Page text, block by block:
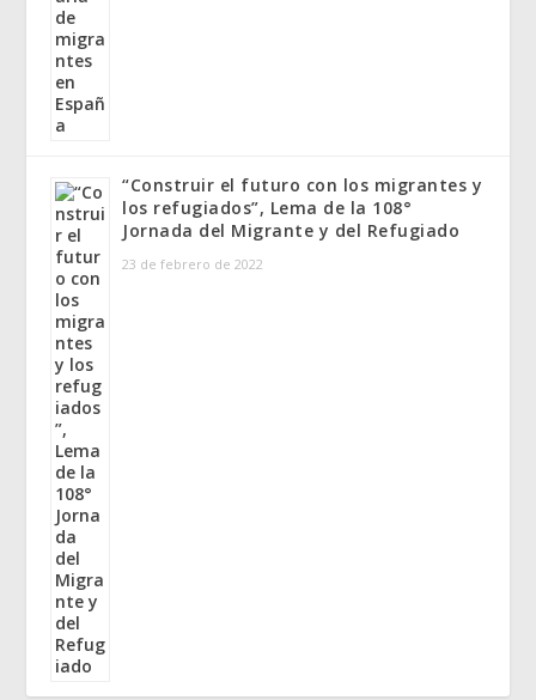
“Construir el futuro con los migrantes y
los refugiados”, Lema de la 108°
Jornada del Migrante y del Refugiado
23 de febrero de 2022